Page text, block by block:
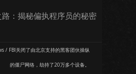
：揭秘偏执程序员的秘密
/ FBI关闭了由北京支持的黑客团伙操纵
的僵尸网络，劫持了20万多个设备。